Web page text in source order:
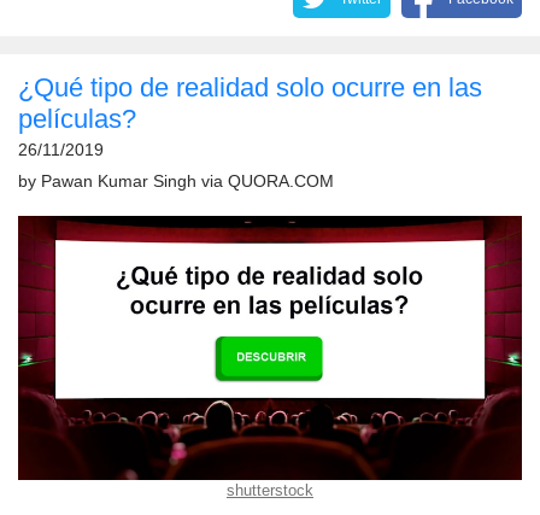
¿Qué tipo de realidad solo ocurre en las
películas?
26/11/2019
by Pawan Kumar Singh via QUORA.COM
shutterstock